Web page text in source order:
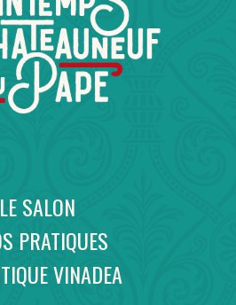
LE SALON
PRATIQUES
VINADEA